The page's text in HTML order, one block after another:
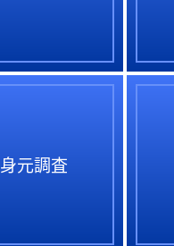
身元調査